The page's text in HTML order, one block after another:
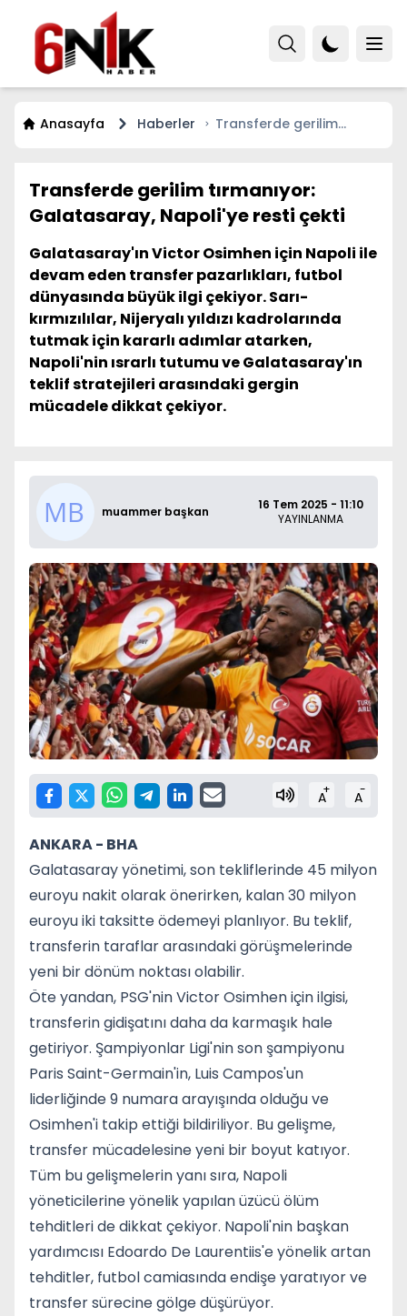
Anasayfa Haberler
Transferde gerilim
Transferde gerilim tırmanıyor:
Galatasaray, Napoli'ye resti çekti
Galatasaray'ın Victor Osimhen için Napoli ile
devam eden transfer pazarlıkları, futbol
dünyasında büyük ilgi çekiyor. Sarı-
kırmızılılar, Nijeryalı yıldızı kadrolarında
tutmak için kararlı adımlar atarken,
Napoli'nin ısrarlı tutumu ve Galatasaray'ın
teklif stratejileri arasındaki gergin
mücadele dikkat çekiyor.
muammer başkan
16 Tem 2025 - 11:10
YAYINLANMA
A+ A-
ANKARA - BHA
Galatasaray yönetimi, son tekliflerinde 45 milyon
euroyu nakit olarak önerirken, kalan 30 milyon
euroyu iki taksitte ödemeyi planlıyor. Bu teklif,
transferin taraflar arasındaki görüşmelerinde
yeni bir dönüm noktası olabilir.
Öte yandan, PSG'nin Victor Osimhen için ilgisi,
transferin gidişatını daha da karmaşık hale
getiriyor. Şampiyonlar Ligi'nin son şampiyonu
Paris Saint-Germain'in, Luis Campos'un
liderliğinde 9 numara arayışında olduğu ve
Osimhen'i takip ettiği bildiriliyor. Bu gelişme,
transfer mücadelesine yeni bir boyut katıyor.
Tüm bu gelişmelerin yanı sıra, Napoli
yöneticilerine yönelik yapılan üzücü ölüm
tehditleri de dikkat çekiyor. Napoli'nin başkan
yardımcısı Edoardo De Laurentiis'e yönelik artan
tehditler, futbol camiasında endişe yaratıyor ve
transfer sürecine gölge düşürüyor.